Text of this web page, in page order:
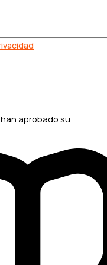
aprobado su